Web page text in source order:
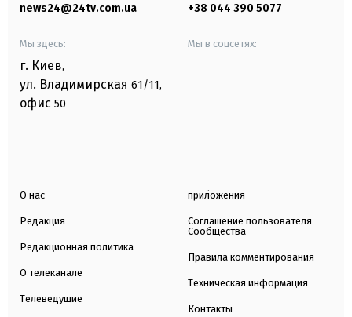
news24@24tv.com.ua +38 044 390 5077
Мы здесь:
г. Киев,
ул. Владимирская 61/11,
офис 50
Мы в соцсетях:
О нас
Редакция
Редакционная политика
О телеканале
Телеведущие
приложения
Соглашение пользователя
Сообщества
Правила комментирования
Техническая информация
Контакты